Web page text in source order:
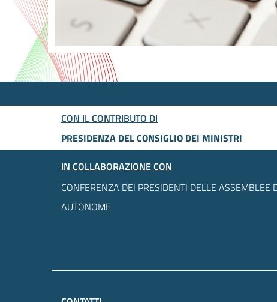
CON IL CONTRIBUTO DI
PRESIDENZA DEL CONSIGLIO DEI MINISTRI
IN COLLABORAZIONE CON
CONFERENZA DEI PRESIDENTI DELLE ASSEMBLEE
AUTONOME